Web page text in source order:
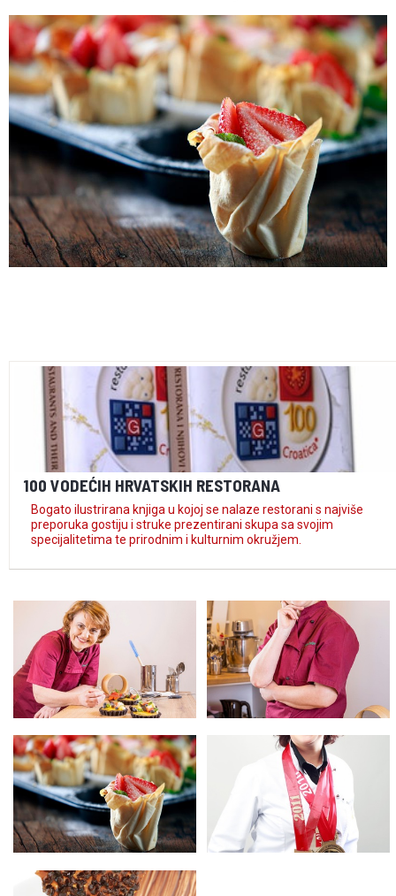
100 VODEĆIH HRVATSKIH RESTORANA
Bogato ilustrirana knjiga u kojoj se nalaze restorani s najviše
preporuka gostiju i struke prezentirani skupa sa svojim
specijalitetima te prirodnim i kulturnim okružjem.